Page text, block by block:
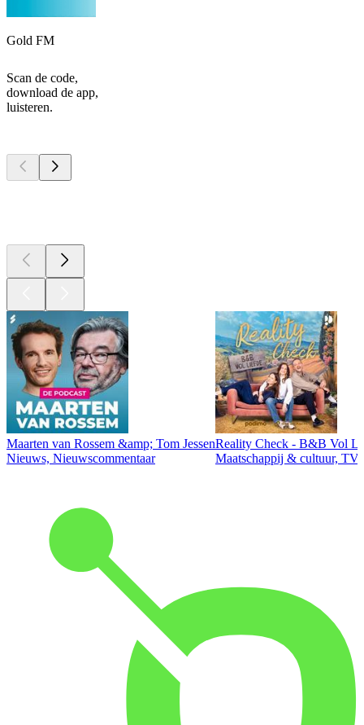
Gold FM
Scan de code,
download de app,
luisteren.
Maarten van Rossem &amp; Tom Jessen
Nieuws, Nieuwscommentaar
Reality Check - B&B Vol
Maatschappij & cultuur,